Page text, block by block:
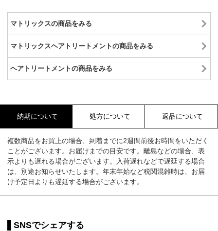
マトリックスの商品をみる
マトリックスヘアトリートメントの商品をみる
ヘアトリートメントの商品をみる
納期について 処方について 返品について
複数商品をお買上の場合、到着までに2週間前後お時間をいただく
ことがございます。お届けまでの目安です。離島などの場合、表
示よりも遅れる場合がございます。入荷遅れなどで遅延する場合
は、別途お知らせいたします。年末年始など税関混雑時は、お届
け予定日よりも遅延する場合がございます。
SNSでシェアする